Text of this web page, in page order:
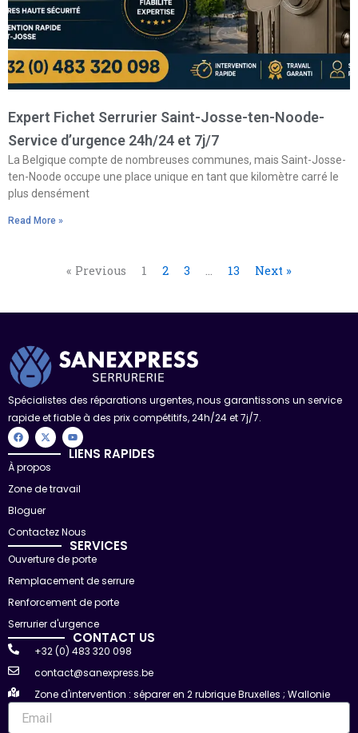
Expert Fichet Serrurier Saint-Josse-ten-Noode-
Service d’urgence 24h/24 et 7j/7
La Belgique compte de nombreuses communes, mais Saint-Josse-
ten-Noode occupe une place unique en tant que kilomètre carré le
plus densément
Read More »
« Previous 1 2 3 … 13 Next »
Spécialistes des réparations urgentes, nous garantissons un service
rapide et fiable à des prix compétitifs, 24h/24 et 7j/7.
F
a
c
b
o
X
-
t
i
t
r
Y
o
u
t
e
LIENS RAPIDES
À propos
Zone de travail
Bloguer
Contactez Nous
SERVICES
Ouverture de porte
Remplacement de serrure
Renforcement de porte
Serrurier d'urgence
CONTACT US
+32 (0) 483 320 098
contact@sanexpress.be
Zone d'intervention : séparer en 2 rubrique Bruxelles ; Wallonie